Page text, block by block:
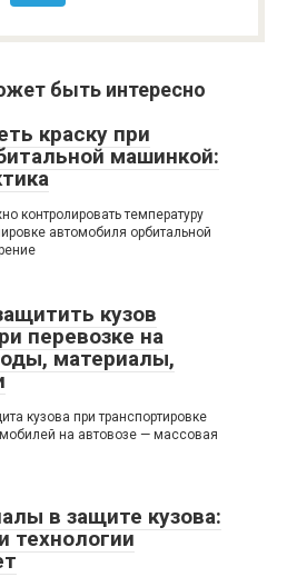
быть интересно
краску при
машинкой:
контролировать температуру
автомобиля орбитальной
кузов
перевозке на
материалы,
кузова при транспортировке
на автовозе — массовая
в защите кузова:
технологии